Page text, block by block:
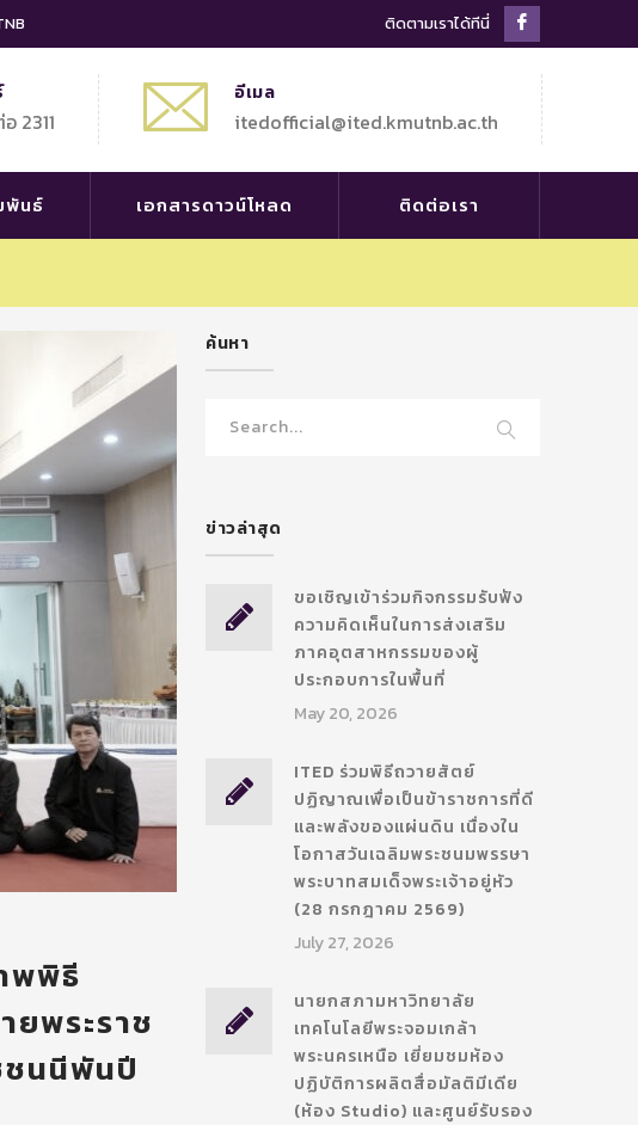
ติดตามเราได้ทีนี่
2311
อีเมล
itedofficial@ited.kmutnb.ac.th
พันธ์ เอกสารดาวน์โหลด ติดต่อเรา
พพิธี
พระราช
ชนนีพันปี
ค้นหา
ข่าวล่าสุด
ขอเชิญเข้าร่วมกิจกรรมรับฟัง
ความคิดเห็นในการส่งเสริม
ภาคอุตสาหกรรมของผู้
ประกอบการในพื้นที่
May 20, 2026
ITED ร่วมพิธีถวายสัตย์
ปฏิญาณเพื่อเป็นข้าราชการที่ดี
และพลังของแผ่นดิน เนื่องใน
โอกาสวันเฉลิมพระชนมพรรษา
พระบาทสมเด็จพระเจ้าอยู่หัว
(28 กรกฎาคม 2569)
July 27, 2026
นายกสภามหาวิทยาลัย
เทคโนโลยีพระจอมเกล้า
พระนครเหนือ เยี่ยมชมห้อง
ปฏิบัติการผลิตสื่อมัลติมีเดีย
(ห้อง Studio) และศูนย์รับรอง